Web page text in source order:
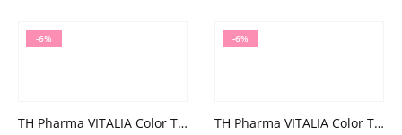
-6%
TH Pharma VITALIA Color TINTE Nº 6.65 RUBIO OSCURO ROJO CAOBA
-6%
TH Pharma VITALIA Color TINTE Nº 7 RUBIO MEDIO